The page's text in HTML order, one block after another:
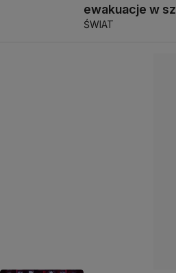
ewakuacje w
ŚWIAT